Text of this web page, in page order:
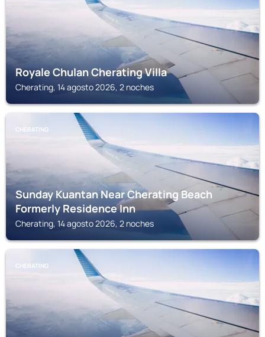
Royale Chulan Cherating Villa
Cherating, 14 agosto 2026, 2 noches
CHERATING
Sunday Kuantan Near Cherating Beach
Formerly Residence Inn
Cherating, 14 agosto 2026, 2 noches
CHERATING